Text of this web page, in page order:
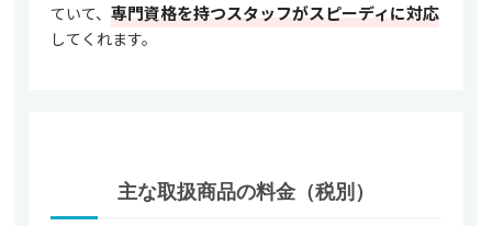
ていて、 専門資格を持つスタッフがスピーディに対応
してくれます。
主な取扱商品の料金（税別）